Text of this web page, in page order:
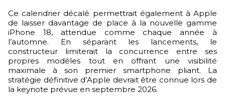
Ce calendrier décalé permettrait également à Apple
de laisser davantage de place à la nouvelle gamme
iPhone 18, attendue comme chaque année à
l’automne. En séparant les lancements, le
constructeur limiterait la concurrence entre ses
propres modèles tout en offrant une visibilité
maximale à son premier smartphone pliant. La
stratégie définitive d’Apple devrait être connue lors de
la keynote prévue en septembre 2026.